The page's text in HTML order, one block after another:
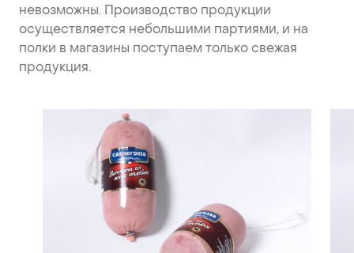
невозможны. Производство продукции
осуществляется небольшими партиями, и на
полки в магазины поступаем только свежая
продукция.